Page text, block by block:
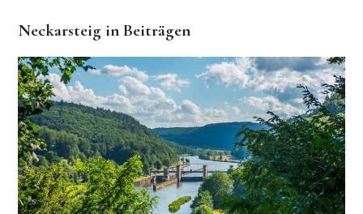
Neckarsteig in Beiträgen